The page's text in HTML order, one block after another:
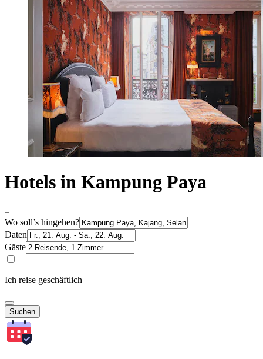
Hotels in Kampung Paya
Wo soll’s hingehen?
Daten
Gäste
Ich reise geschäftlich
Suchen